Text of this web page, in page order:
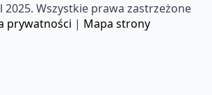
Wszystkie prawa zastrzeżone
prywatności | Mapa strony